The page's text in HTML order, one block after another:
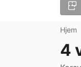
Hjem
4